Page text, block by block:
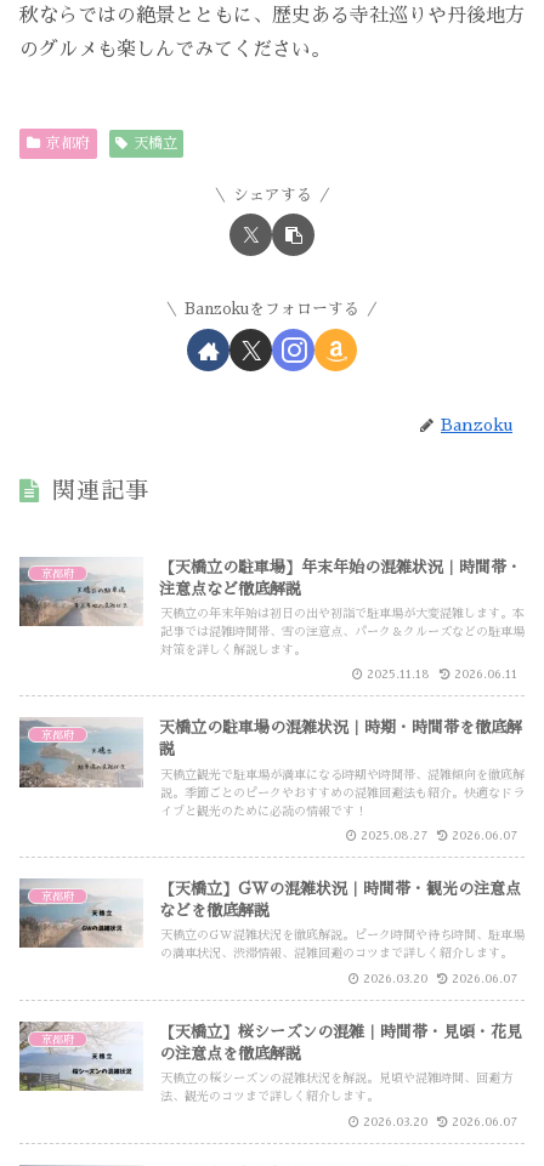
秋ならではの絶景とともに、歴史ある寺社巡りや丹後地方
のグルメも楽しんでみてください。
京都府 天橋立
シェアする
Banzokuをフォローする
Banzoku
関連記事
京都府
【天橋立の駐車場】年末年始の混雑状況｜時間帯・
注意点など徹底解説
天橋立の年末年始は初日の出や初詣で駐車場が大変混雑します。本
記事では混雑時間帯、雪の注意点、パーク＆クルーズなどの駐車場
対策を詳しく解説します。
2025.11.18 2026.06.11
京都府
天橋立の駐車場の混雑状況｜時期・時間帯を徹底解
説
天橋立観光で駐車場が満車になる時期や時間帯、混雑傾向を徹底解
説。季節ごとのピークやおすすめの混雑回避法も紹介。快適なドラ
イブと観光のために必読の情報です！
2025.08.27 2026.06.07
京都府
【天橋立】GWの混雑状況｜時間帯・観光の注意点
などを徹底解説
天橋立のGW混雑状況を徹底解説。ピーク時間や待ち時間、駐車場
の満車状況、渋滞情報、混雑回避のコツまで詳しく紹介します。
2026.03.20 2026.06.07
京都府
【天橋立】桜シーズンの混雑｜時間帯・見頃・花見
の注意点を徹底解説
天橋立の桜シーズンの混雑状況を解説。見頃や混雑時間、回避方
法、観光のコツまで詳しく紹介します。
2026.03.20 2026.06.07